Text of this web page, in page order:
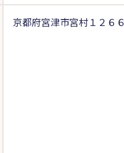
京都府宮津市宮村１２６